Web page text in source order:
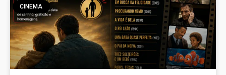
CINEMA